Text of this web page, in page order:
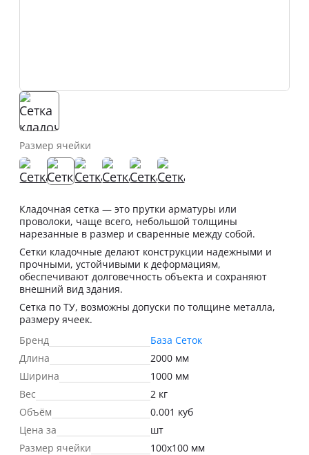
Размер ячейки
Кладочная сетка — это прутки арматуры или
проволоки, чаще всего, небольшой толщины
нарезанные в размер и сваренные между собой.
Сетки кладочные делают конструкции надежными и
прочными, устойчивыми к деформациям,
обеспечивают долговечность объекта и сохраняют
внешний вид здания.
Сетка по ТУ, возможны допуски по толщине металла,
размеру ячеек.
Бренд
База Сеток
Длина
2000 мм
Ширина
1000 мм
Вес
2 кг
Объём
0.001 куб
Цена за
шт
Размер ячейки
100х100 мм